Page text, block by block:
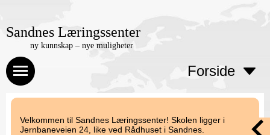
Sandnes Læringssenter
ny kunnskap – nye muligheter
Forside
Velkommen til Sandnes Læringssenter! Skolen ligger i
Jernbaneveien 24, like ved Rådhuset i Sandnes.